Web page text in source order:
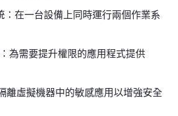
在一台設備上同時運行兩個作業系
為需要提升權限的應用程式提供
離虛擬機器中的敏感應用以增強安全